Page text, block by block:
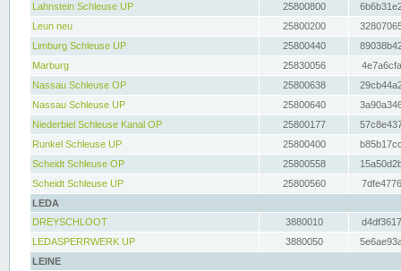
Lahnstein Schleuse UP
25800800
Leun neu
25800200
Limburg Schleuse UP
25800440
Marburg
25830056
Nassau Schleuse OP
25800638
Nassau Schleuse UP
25800640
Niederbiel Schleuse Kanal OP
25800177
Runkel Schleuse UP
25800400
Scheidt Schleuse OP
25800558
Scheidt Schleuse UP
25800560
LEDA
DREYSCHLOOT
3880010
LEDASPERRWERK UP
3880050
LEINE